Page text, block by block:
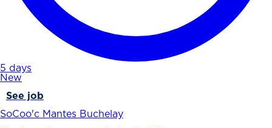
5 days
New
See job
SoCoo'c Mantes Buchelay